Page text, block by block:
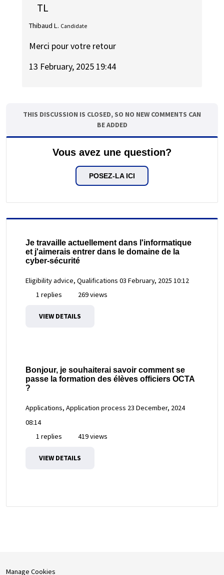
TL
Thibaud L. Candidate
Merci pour votre retour
13 February, 2025 19:44
THIS DISCUSSION IS CLOSED, SO NO NEW COMMENTS CAN
BE ADDED
Vous avez une question?
POSEZ-LA ICI
Je travaille actuellement dans l'informatique
et j'aimerais entrer dans le domaine de la
cyber-sécurité
Eligibility advice, Qualifications 03 February, 2025 10:12
1 replies
269 views
VIEW DETAILS
Bonjour, je souhaiterai savoir comment se
passe la formation des élèves officiers OCTA
?
Applications, Application process 23 December, 2024
08:14
1 replies
419 views
VIEW DETAILS
Manage Cookies